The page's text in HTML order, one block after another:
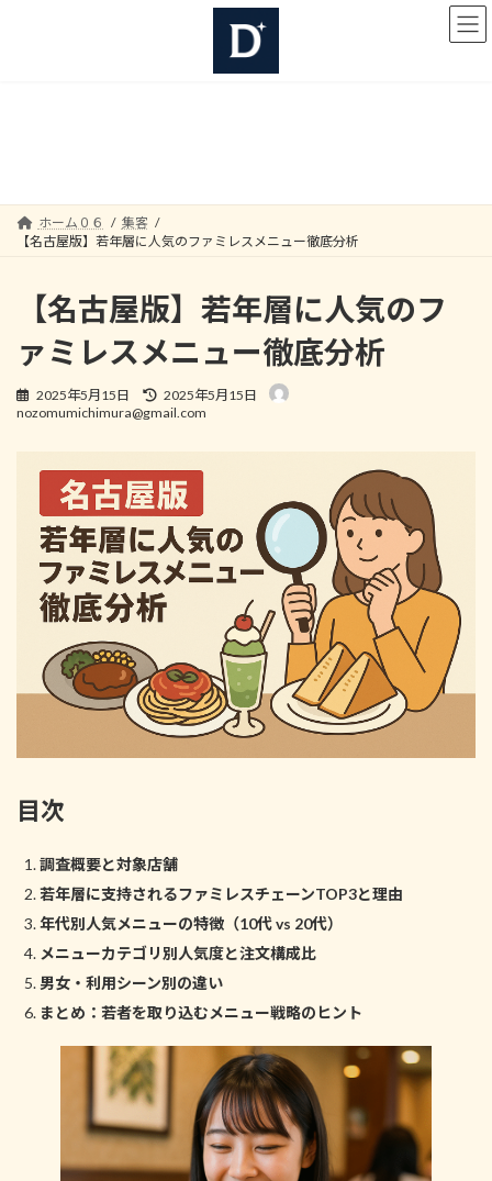
プ
動
ホーム０６
集客
【名古屋版】若年層に人気のファミレスメニュー徹底分析
【名古屋版】若年層に人気のフ
ァミレスメニュー徹底分析
2025年5月15日
最
終
日
時
:
2025年5月15日
nozomumichimura@gmail.com
目次
調査概要と対象店舗
若年層に支持されるファミレスチェーンTOP3と理由
年代別人気メニューの特徴（10代 vs 20代）
メニューカテゴリ別人気度と注文構成比
男女・利用シーン別の違い
まとめ：若者を取り込むメニュー戦略のヒント